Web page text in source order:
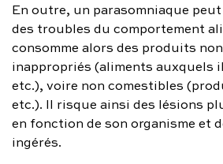
En outre, un parasomniaque
des troubles du comportement
consomme alors des produits
inappropriés (aliments auxquels
etc.), voire non comestibles
etc.). Il risque ainsi des lésions
en fonction de son organisme et
ingérés.